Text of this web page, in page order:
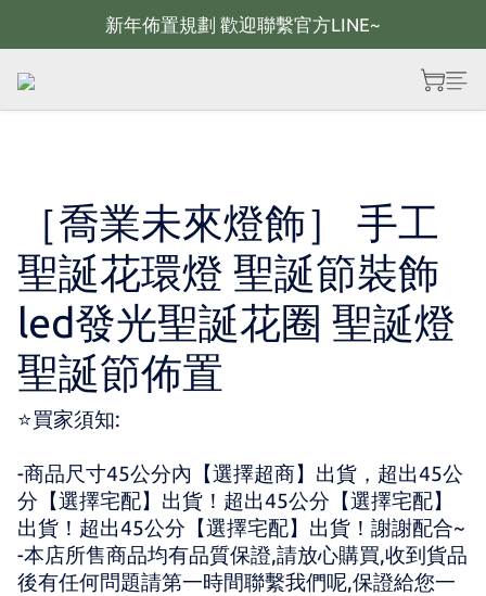
新年佈置規劃 歡迎聯繫官方LINE~
新年佈置規劃 歡迎聯繫官方LINE~
新年燈飾 現貨供應；大量採購 歡迎聯繫官方line
［喬業未來燈飾］ 手工
聖誕花環燈 聖誕節裝飾
led發光聖誕花圈 聖誕燈
聖誕節佈置
⭐買家須知:
-商品尺寸45公分內【選擇超商】出貨，超出45公
分【選擇宅配】出貨！超出45公分【選擇宅配】
出貨！超出45公分【選擇宅配】出貨！謝謝配合~
-本店所售商品均有品質保證,請放心購買,收到貨品
後有任何問題請第一時間聯繫我們呢,保證給您一